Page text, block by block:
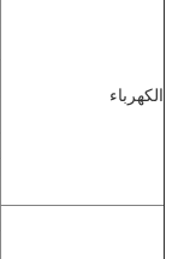
الكهرباء